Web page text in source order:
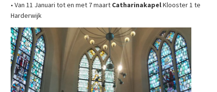
• Van 11 Januari tot en met 7 maart CatharinakapelKlooster 1 te
Harderwijk